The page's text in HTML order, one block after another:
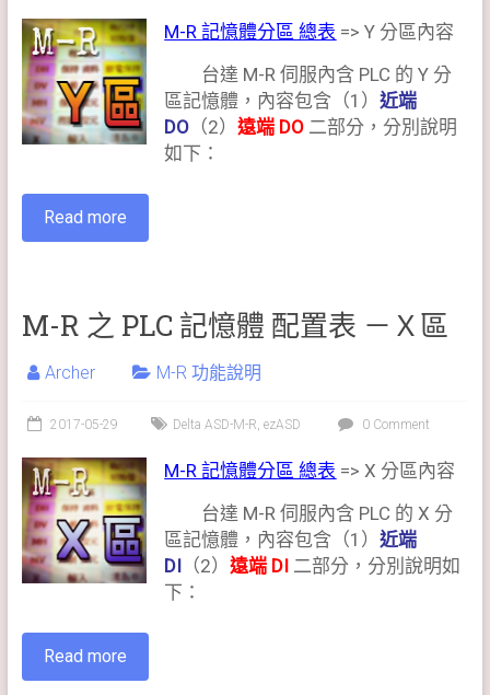
M-R 記憶體分區 總表 => Y 分區內容
台達 M-R 伺服內含 PLC 的 Y 分
區記憶體，內容包含（1）近端
DO （2）遠端 DO 二部分，分別說明
如下：
Read more
M-R 之 PLC 記憶體 配置表 －Ｘ區
Archer M-R 功能說明
2017-05-29 Delta ASD-M-R, ezASD 0 Comment
M-R 記憶體分區 總表 => X 分區內容
台達 M-R 伺服內含 PLC 的 X 分
區記憶體，內容包含（1）近端
DI （2）遠端 DI 二部分，分別說明如
下：
Read more